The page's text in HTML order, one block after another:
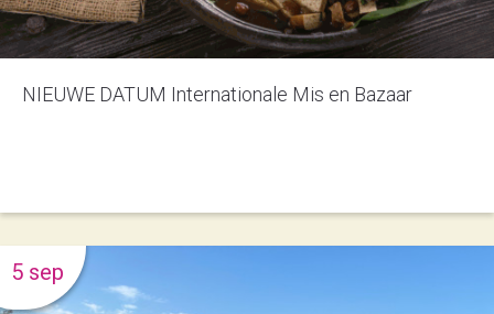
NIEUWE DATUM Internationale Mis en Bazaar
5 sep